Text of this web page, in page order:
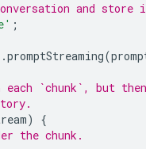
and
;
.promptStreaming(
each `chunk`, but
)
{
the chunk.